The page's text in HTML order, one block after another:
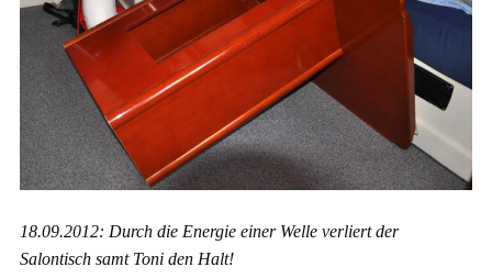
18.09.2012: Durch die Energie einer Welle verliert der
Salontisch samt Toni den Halt!